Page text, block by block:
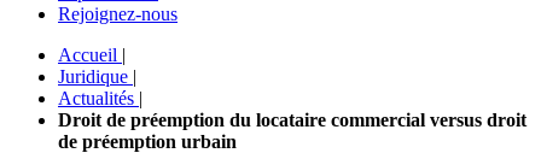
Rejoignez-nous
Accueil |
Juridique |
Actualités |
Droit de préemption du locataire commercial versus droit
de préemption urbain